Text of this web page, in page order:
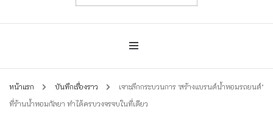
น้ำหอมกัลยา
น้ำหอมกัลยา น้ำหอมแท้แบรนด์ไทย คุณภาพยุโรป
หน้าแรก บันทึกเรื่องราว
เจาะลึกกระบวนการ ‘สร้างแบรนด์น้ำหอมรถยนต์’
ที่ร้านน้ำหอมกัลยา ทำได้ครบวงจรจบในที่เดียว